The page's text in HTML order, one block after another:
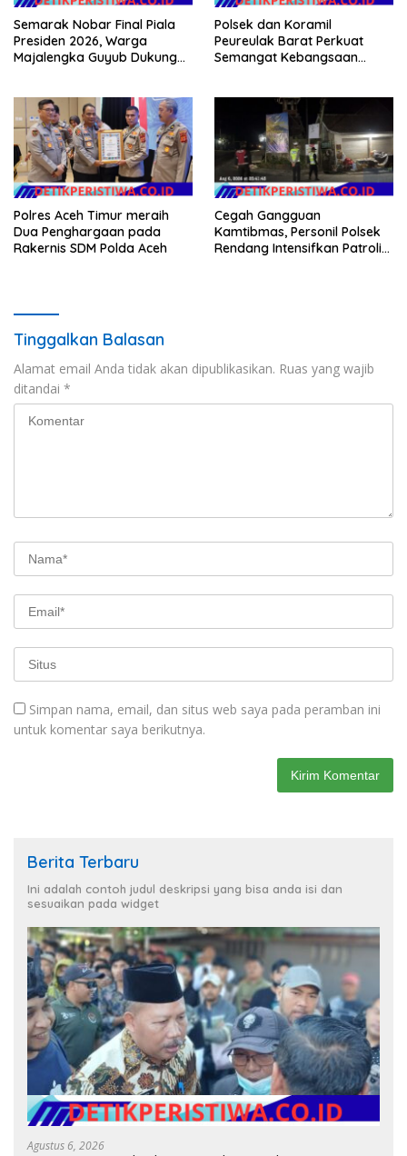
Semarak Nobar Final Piala
Presiden 2026, Warga
Majalengka Guyub Dukung
Polsek dan Koramil
Peureulak Barat Perkuat
Semangat Kebangsaan
Polres Aceh Timur meraih
Dua Penghargaan pada
Rakernis SDM Polda Aceh
Cegah Gangguan
Kamtibmas, Personil Polsek
Rendang Intensifkan Patroli
Tinggalkan Balasan
Alamat email Anda tidak akan dipublikasikan. Ruas yang wajib
ditandai *
Simpan nama, email, dan situs web saya pada peramban ini
untuk komentar saya berikutnya.
Berita Terbaru
Ini adalah contoh judul deskripsi yang bisa anda isi dan
sesuaikan pada widget
Agustus 6, 2026